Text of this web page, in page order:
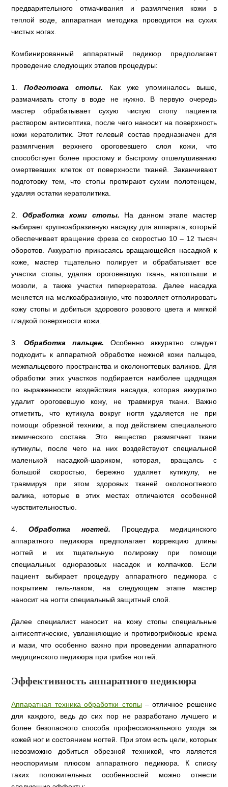
предварительного отмачивания и размягчения кожи в
теплой воде, аппаратная методика проводится на сухих
чистых ногах.
Комбинированный аппаратный педикюр предполагает
проведение следующих этапов процедуры:
1.Подготовка стопы. Как уже упоминалось выше,
размачивать стопу в воде не нужно. В первую очередь
мастер обрабатывает сухую чистую стопу пациента
раствором антисептика, после чего наносит на поверхность
кожи кератолитик. Этот гелевый состав предназначен для
размягчения верхнего ороговевшего слоя кожи, что
способствует более простому и быстрому отшелушиванию
омертвевших клеток от поверхности тканей. Заканчивают
подготовку тем, что стопы протирают сухим полотенцем,
удаляя остатки кератолитика.
2.Обработка кожи стопы. На данном этапе мастер
выбирает крупноабразивную насадку для аппарата, который
обеспечивает вращение фреза со скоростью 10 – 12 тысяч
оборотов. Аккуратно прикасаясь вращающейся насадкой к
коже, мастер тщательно полирует и обрабатывает все
участки стопы, удаляя ороговевшую ткань, натоптыши и
мозоли, а также участки гиперкератоза. Далее насадка
меняется на мелкоабразивную, что позволяет отполировать
кожу стопы и добиться здорового розового цвета и мягкой
гладкой поверхности кожи.
3.Обработка пальцев. Особенно аккуратно следует
подходить к аппаратной обработке нежной кожи пальцев,
межпальцевого пространства и околоногтевых валиков. Для
обработки этих участков подбирается наиболее щадящая
по выраженности воздействия насадка, которая аккуратно
удалит ороговевшую кожу, не травмируя ткани. Важно
отметить, что кутикула вокруг ногтя удаляется не при
помощи обрезной техники, а под действием специального
химического состава. Это вещество размягчает ткани
кутикулы, после чего на них воздействуют специальной
маленькой насадкой-шариком, которая, вращаясь с
большой скоростью, бережно удаляет кутикулу, не
травмируя при этом здоровых тканей околоногтевого
валика, которые в этих местах отличаются особенной
чувствительностью.
4.Обработка ногтей. Процедура медицинского
аппаратного педикюра предполагает коррекцию длины
ногтей и их тщательную полировку при помощи
специальных одноразовых насадок и колпачков. Если
пациент выбирает процедуру аппаратного педикюра с
покрытием гель-лаком, на следующем этапе мастер
наносит на ногти специальный защитный слой.
Далее специалист наносит на кожу стопы специальные
антисептические, увлажняющие и противогрибковые крема
и мази, что особенно важно при проведении аппаратного
медицинского педикюра при грибке ногтей.
Эффективность аппаратного педикюра
Аппаратная техника обработки стопы – отличное решение
для каждого, ведь до сих пор не разработано лучшего и
более безопасного способа профессионального ухода за
кожей ног и состоянием ногтей. При этом есть цели, которых
невозможно добиться обрезной техникой, что является
неоспоримым плюсом аппаратного педикюра. К списку
таких положительных особенностей можно отнести